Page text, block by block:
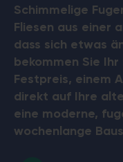
Schimmelige
Fliesen aus einer
dass sich etwas
bekommen Sie
Festpreis, einem
direkt auf Ihre
eine moderne,
wochenlange